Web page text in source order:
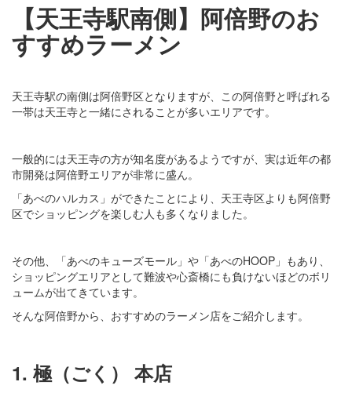
【天王寺駅南側】阿倍野のお
すすめラーメン
天王寺駅の南側は阿倍野区となりますが、この阿倍野と呼ばれる
一帯は天王寺と一緒にされることが多いエリアです。
一般的には天王寺の方が知名度があるようですが、実は近年の都
市開発は阿倍野エリアが非常に盛ん。
「あべのハルカス」ができたことにより、天王寺区よりも阿倍野
区でショッピングを楽しむ人も多くなりました。
その他、「あべのキューズモール」や「あべのHOOP」もあり、
ショッピングエリアとして難波や心斎橋にも負けないほどのボリ
ュームが出てきています。
そんな阿倍野から、おすすめのラーメン店をご紹介します。
1. 極（ごく） 本店